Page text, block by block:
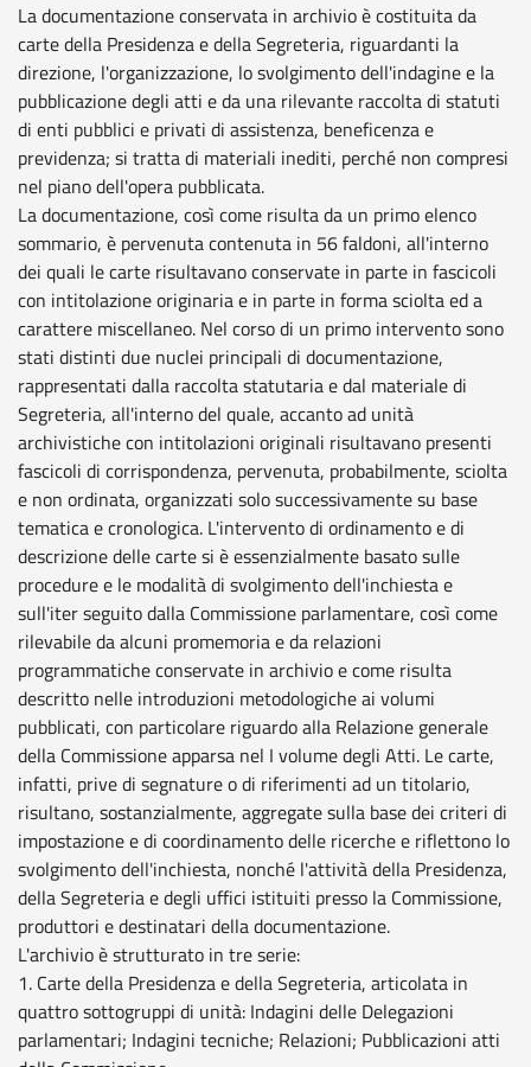
La documentazione conservata in archivio è costituita da
carte della Presidenza e della Segreteria, riguardanti la
direzione, l'organizzazione, lo svolgimento dell'indagine e la
pubblicazione degli atti e da una rilevante raccolta di statuti
di enti pubblici e privati di assistenza, beneficenza e
previdenza; si tratta di materiali inediti, perché non compresi
nel piano dell'opera pubblicata.
La documentazione, così come risulta da un primo elenco
sommario, è pervenuta contenuta in 56 faldoni, all'interno
dei quali le carte risultavano conservate in parte in fascicoli
con intitolazione originaria e in parte in forma sciolta ed a
carattere miscellaneo. Nel corso di un primo intervento sono
stati distinti due nuclei principali di documentazione,
rappresentati dalla raccolta statutaria e dal materiale di
Segreteria, all'interno del quale, accanto ad unità
archivistiche con intitolazioni originali risultavano presenti
fascicoli di corrispondenza, pervenuta, probabilmente, sciolta
e non ordinata, organizzati solo successivamente su base
tematica e cronologica. L'intervento di ordinamento e di
descrizione delle carte si è essenzialmente basato sulle
procedure e le modalità di svolgimento dell'inchiesta e
sull'iter seguito dalla Commissione parlamentare, così come
rilevabile da alcuni promemoria e da relazioni
programmatiche conservate in archivio e come risulta
descritto nelle introduzioni metodologiche ai volumi
pubblicati, con particolare riguardo alla Relazione generale
della Commissione apparsa nel I volume degli Atti. Le carte,
infatti, prive di segnature o di riferimenti ad un titolario,
risultano, sostanzialmente, aggregate sulla base dei criteri di
impostazione e di coordinamento delle ricerche e riflettono lo
svolgimento dell'inchiesta, nonché l'attività della Presidenza,
della Segreteria e degli uffici istituiti presso la Commissione,
produttori e destinatari della documentazione.
L'archivio è strutturato in tre serie:
1. Carte della Presidenza e della Segreteria, articolata in
quattro sottogruppi di unità: Indagini delle Delegazioni
parlamentari; Indagini tecniche; Relazioni; Pubblicazioni atti